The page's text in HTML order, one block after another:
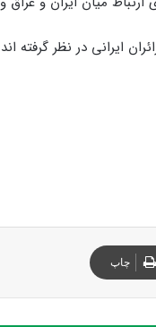
ایرانی در نظر گرفته اند
چاپ